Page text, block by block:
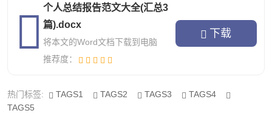
不够实，不够充分有直接的原因。在今后对资料室的工作中
我一定端正态度，认真对待，加强主动性，通过对各类文
档、资料多加熟悉，使档案工作纳入公司要求的规范化和精
除此之外，配合同事工作、认真完成交办的各项任务也
个人总结报告范文大全(汇总3
篇).docx
将本文的Word文档下载到电脑
推荐度：
下载
热门标签: TAGS1 TAGS2 TAGS3
TAGS4
TAGS5